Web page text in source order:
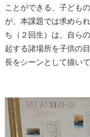
ことができる、子ども
が、本課題では求めら
ち（２回生）は、自ら
起する諸場所を子供の
長をシーンとして描いて